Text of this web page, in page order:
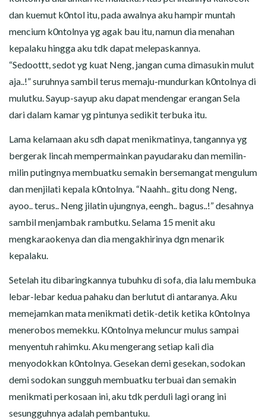
dan kuemut k0ntol itu, pada awalnya aku hampir muntah
mencium k0ntolnya yg agak bau itu, namun dia menahan
kepalaku hingga aku tdk dapat melepaskannya.
“Sedoottt, sedot yg kuat Neng, jangan cuma dimasukin mulut
aja..!” suruhnya sambil terus memaju-mundurkan k0ntolnya di
mulutku. Sayup-sayup aku dapat mendengar erangan Sela
dari dalam kamar yg pintunya sedikit terbuka itu.
Lama kelamaan aku sdh dapat menikmatinya, tangannya yg
bergerak lincah mempermainkan payudaraku dan memilin-
milin putingnya membuatku semakin bersemangat mengulum
dan menjilati kepala k0ntolnya. “Naahh.. gitu dong Neng,
ayoo.. terus.. Neng jilatin ujungnya, eengh.. bagus..!” desahnya
sambil menjambak rambutku. Selama 15 menit aku
mengkaraokenya dan dia mengakhirinya dgn menarik
kepalaku.
Setelah itu dibaringkannya tubuhku di sofa, dia lalu membuka
lebar-lebar kedua pahaku dan berlutut di antaranya. Aku
memejamkan mata menikmati detik-detik ketika k0ntolnya
menerobos memekku. K0ntolnya meluncur mulus sampai
menyentuh rahimku. Aku mengerang setiap kali dia
menyodokkan k0ntolnya. Gesekan demi gesekan, sodokan
demi sodokan sungguh membuatku terbuai dan semakin
menikmati perkosaan ini, aku tdk perduli lagi orang ini
sesungguhnya adalah pembantuku.